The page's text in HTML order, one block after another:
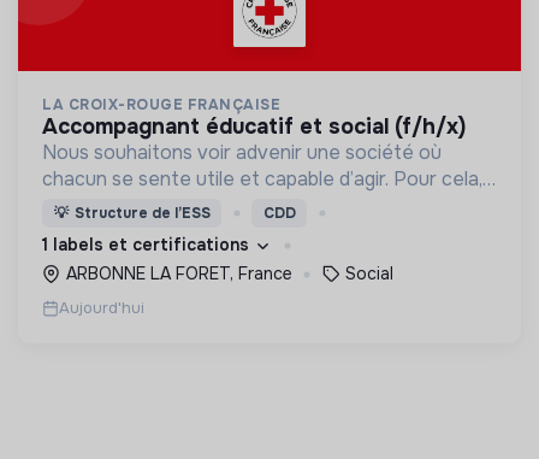
LA CROIX-ROUGE FRANÇAISE
accompagnant éducatif et social (f/h/x)
Nous souhaitons voir advenir une société où
chacun se sente utile et capable d’agir. Pour cela,
nous proposons des moyens et des lieux
d’engagement innovants et adaptés à tous.
💡 Structure de l’ESS CDD
1 labels et certifications
ARBONNE LA FORET, France
Social
Aujourd'hui